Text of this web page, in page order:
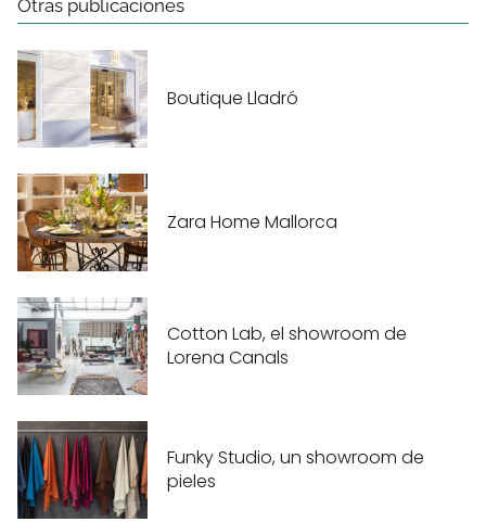
Otras publicaciones
Boutique Lladró
Zara Home Mallorca
Cotton Lab, el showroom de
Lorena Canals
Funky Studio, un showroom de
pieles